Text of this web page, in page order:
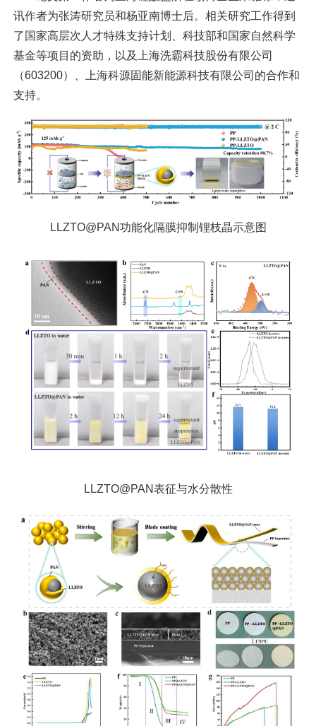
讯作者为张涛研究员和杨亚南博士后。相关研究工作得到
了国家高层次人才特殊支持计划、科技部和国家自然科学
基金等项目的资助，以及上海洗霸科技股份有限公司
（603200）、上海科源固能新能源科技有限公司的合作和
支持。
LLZTO@PAN功能化隔膜抑制锂枝晶示意图
LLZTO@PAN表征与水分散性